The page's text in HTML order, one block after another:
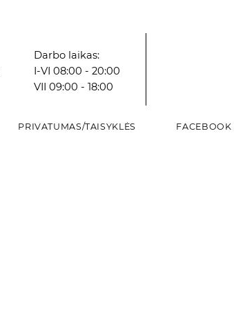
Darbo laikas:
I-VI 08:00 - 20:00
VII 09:00 - 18:00
PRIVATUMAS/TAISYKLĖS FACEBOOK